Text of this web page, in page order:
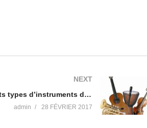
NEXT
Les différents types d’instruments de musique
admin 28 FÉVRIER 2017